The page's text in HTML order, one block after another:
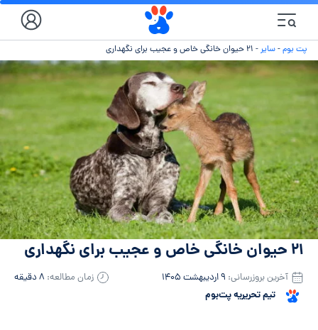
پت بوم-سایر- ۲۱ حیوان خانگی خاص و عجیب برای نگهداری
۲۱ حیوان خانگی خاص و عجیب برای نگهداری
تیم تحریریه پت‌بوم
آخرین بروزرسانی: ۹ اردیبهشت ۱۴۰۵ زمان مطالعه: ۸ دقیقه